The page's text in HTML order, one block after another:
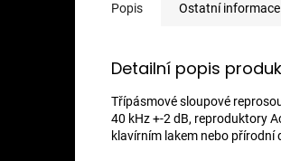
Popis Ostatní informace
Detailní popis
Třípásmové sloupové
40 kHz +-2 dB, reproduktory
klavírním lakem nebo přírodní